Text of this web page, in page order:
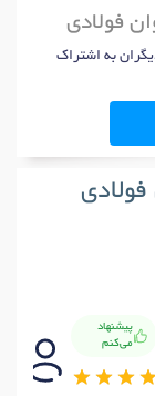
فولادی
به اشتراک
پیشنهاد
می‌کنم